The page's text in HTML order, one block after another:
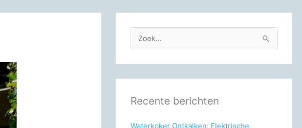
o
e
k
a
a
Recente berichten
Waterkoker Ontkalken: Elektrische,